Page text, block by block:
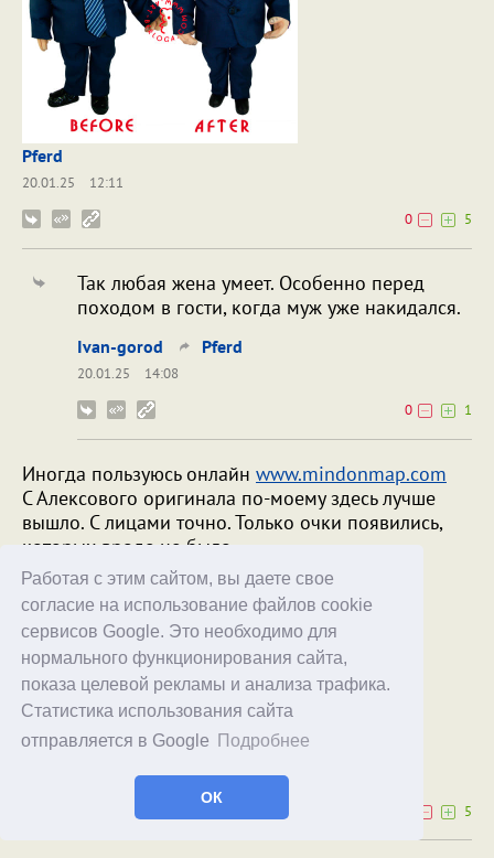
Работая с этим сайтом, вы даете свое
согласие на использование файлов cookie
сервисов Google. Это необходимо для
нормального функционирования сайта,
показа целевой рекламы и анализа трафика.
Статистика использования сайта
отправляется в Google
Подробнее
ОК
Pferd
20.01.25
12:11
0
5
Так любая жена умеет. Особенно перед
походом в гости, когда муж уже накидался.
Ivan-gorod Pferd
20.01.25
14:08
0
1
Иногда пользуюсь онлайн www.mindonmap.com
С Алексового оригинала по-моему здесь лучше
вышло. С лицами точно. Только очки появились,
которых вроде не было...
rs_rs
5